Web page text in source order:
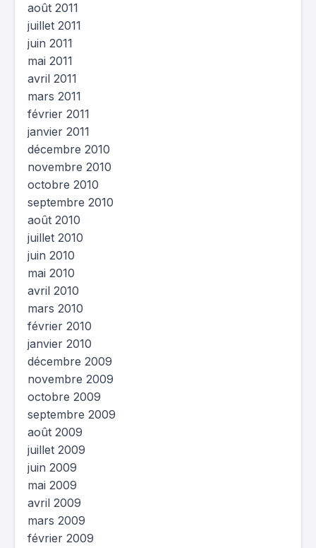
août 2011
juillet 2011
juin 2011
mai 2011
avril 2011
mars 2011
février 2011
janvier 2011
décembre 2010
novembre 2010
octobre 2010
septembre 2010
août 2010
juillet 2010
juin 2010
mai 2010
avril 2010
mars 2010
février 2010
janvier 2010
décembre 2009
novembre 2009
octobre 2009
septembre 2009
août 2009
juillet 2009
juin 2009
mai 2009
avril 2009
mars 2009
février 2009